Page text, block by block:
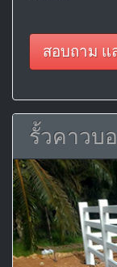
สอบถาม แ
รั้วคาวบ